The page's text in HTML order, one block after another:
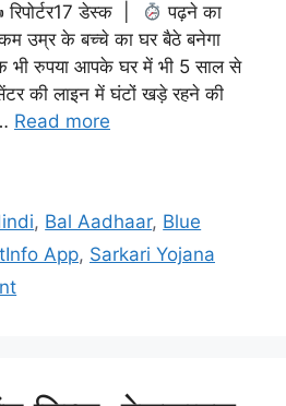
रिपोर्टर17 डेस्क |
पढ़ने का
उम्र के बच्चे का घर बैठे बनेगा
भी रुपया आपके घर में भी 5 साल से
की लाइन में घंटों खड़े रहने की
Read more
, Bal Aadhaar, Blue
App, Sarkari Yojana